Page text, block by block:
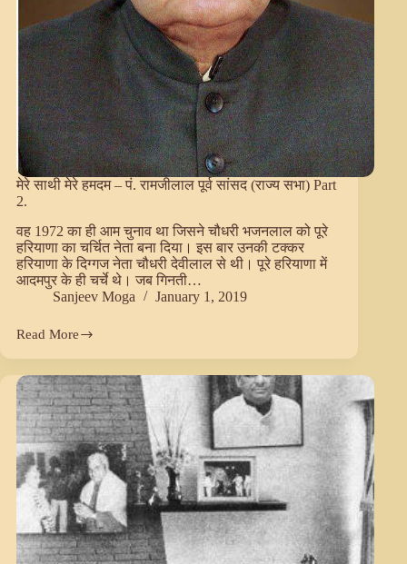
मेरे साथी मेरे हमदम – पं. रामजीलाल पूर्व सांसद (राज्य सभा) Part
2.
वह 1972 का ही आम चुनाव था जिसने चौधरी भजनलाल को पूरे
हरियाणा का चर्चित नेता बना दिया। इस बार उनकी टक्कर
हरियाणा के दिग्गज नेता चौधरी देवीलाल से थी। पूरे हरियाणा में
आदमपुर के ही चर्चे थे। जब गिनती…
Sanjeev Moga
January 1, 2019
Read More
मेरे
हमदम
–
पं.
रामजीलाल
पूर्व
सांसद
(राज्य
सभा)
Part